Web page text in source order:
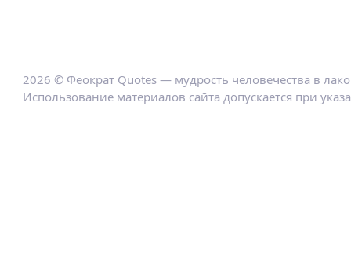
2026 © Феократ Quotes — мудрость человечества в
Использование материалов сайта допускается при